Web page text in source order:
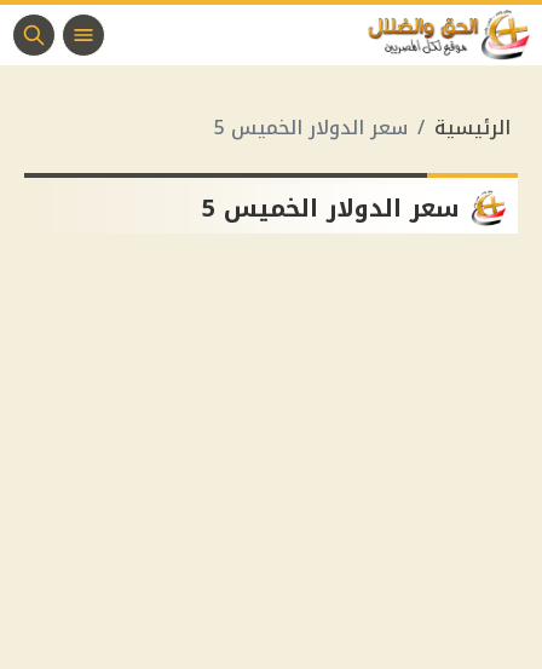
الرئيسية سعر الدولار الخميس 5
سعر الدولار الخميس 5